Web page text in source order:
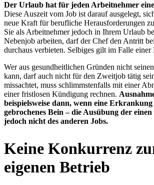
Der Urlaub hat für jeden Arbeitnehmer
Diese Auszeit vom Job ist darauf ausgelegt,
neue Kraft für berufliche Herausforderungen
Sie als Arbeitnehmer jedoch in Ihrem Urlaub
Nebenjob arbeiten, darf der Chef den Antritt
durchaus verbieten. Selbiges gilt im Falle
Wer aus gesundheitlichen Gründen nicht
kann, darf auch nicht für den Zweitjob tätig
missachtet, muss schlimmstenfalls mit einer
einer fristlosen Kündigung rechnen.
beispielsweise dann, wenn eine Erkrankung
gebrochenes Bein – die Ausübung der
jedoch nicht des anderen Jobs.
Keine Konkurrenz
eigenen Betrieb